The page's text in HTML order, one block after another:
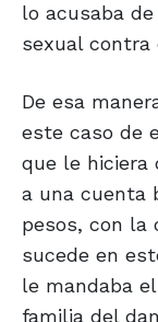
lo acusaba
sexual contra
De esa
este caso de
que le hiciera
a una cuenta
pesos, con la
sucede en
le mandaba
familia del